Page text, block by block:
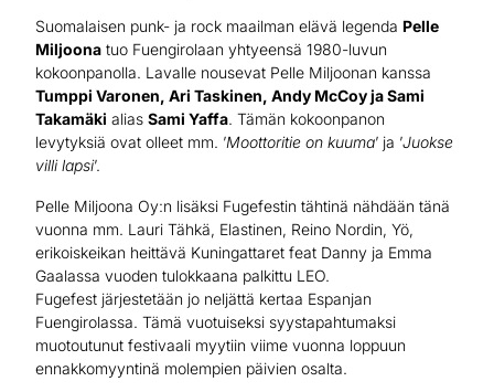
Suomalaisen punk- ja rock maailman elävä legenda Pelle
Miljoona tuo Fuengirolaan yhtyeensä 1980-luvun
kokoonpanolla. Lavalle nousevat Pelle Miljoonan kanssa
Tumppi Varonen, Ari Taskinen, Andy McCoy ja Sami
Takamäki alias Sami Yaffa. Tämän kokoonpanon
levytyksiä ovat olleet mm. ’Moottoritie on kuuma’ ja ’Juokse
villi lapsi’.
Pelle Miljoona Oy:n lisäksi Fugefestin tähtinä nähdään tänä
vuonna mm. Lauri Tähkä, Elastinen, Reino Nordin, Yö,
erikoiskeikan heittävä Kuningattaret feat Danny ja Emma
Gaalassa vuoden tulokkaana palkittu LEO.
Fugefest järjestetään jo neljättä kertaa Espanjan
Fuengirolassa. Tämä vuotuiseksi syystapahtumaksi
muotoutunut festivaali myytiin viime vuonna loppuun
ennakkomyyntinä molempien päivien osalta.